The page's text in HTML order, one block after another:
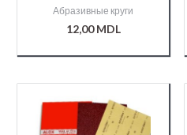
/000007201/
Абразивные круги
12,00MDL